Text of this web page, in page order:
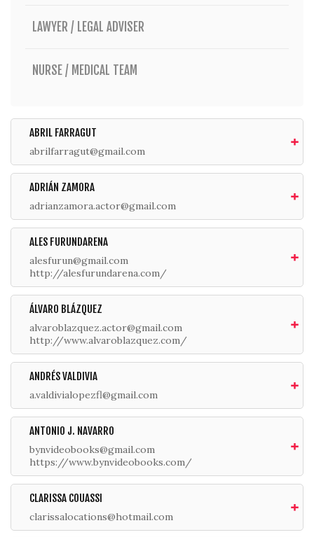
LAWYER / LEGAL ADVISER
NURSE / MEDICAL TEAM
ABRIL FARRAGUT
abrilfarragut@gmail.com
ADRIÁN ZAMORA
adrianzamora.actor@gmail.com
ALES FURUNDARENA
alesfurun@gmail.com
http://alesfurundarena.com/
ÁLVARO BLÁZQUEZ
alvaroblazquez.actor@gmail.com
http://www.alvaroblazquez.com/
ANDRÉS VALDIVIA
a.valdivialopezfl@gmail.com
ANTONIO J. NAVARRO
bynvideobooks@gmail.com
https://www.bynvideobooks.com/
CLARISSA COUASSI
clarissalocations@hotmail.com